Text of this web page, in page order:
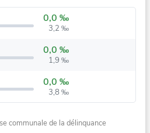
0,0 ‰
3,2 ‰
0,0 ‰
1,9 ‰
0,0 ‰
3,8 ‰
communale de la délinquance